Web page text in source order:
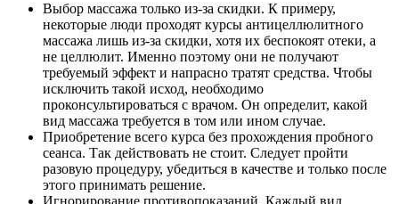
Выбор массажа только из-за скидки. К примеру,
некоторые люди проходят курсы антицеллюлитного
массажа лишь из-за скидки, хотя их беспокоят отеки, а
не целлюлит. Именно поэтому они не получают
требуемый эффект и напрасно тратят средства. Чтобы
исключить такой исход, необходимо
проконсультироваться с врачом. Он определит, какой
вид массажа требуется в том или ином случае.
Приобретение всего курса без прохождения пробного
сеанса. Так действовать не стоит. Следует пройти
разовую процедуру, убедиться в качестве и только после
этого принимать решение.